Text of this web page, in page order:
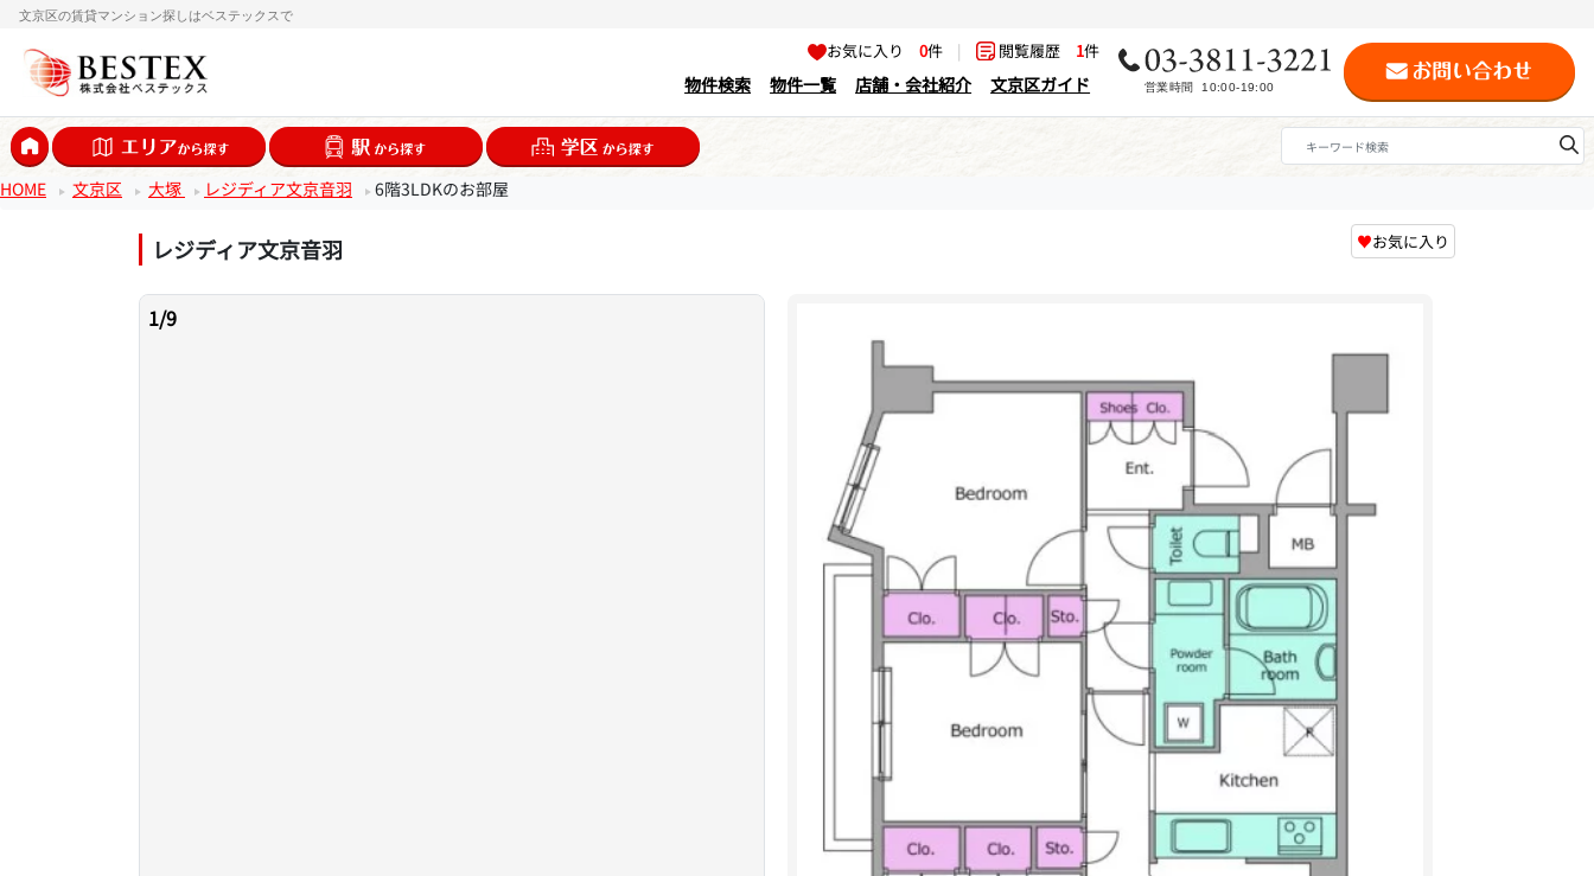
文京区の賃貸マンション探しはベステックスで
お気に入り0件 | 閲覧履歴 1件
物件検索 物件一覧 店舗・会社紹介 文京区ガイド
HOME 文京区 大塚 レジディア文京音羽 6階3LDKのお部屋
レジディア文京音羽 ♥お気に入り
1/9